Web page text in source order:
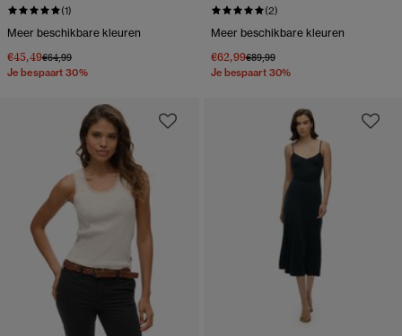
(1)
Meer beschikbare kleuren
€45,49Prijs verlaagd van
€64,99naar
Je bespaart 30%
(2)
Meer beschikbare kleuren
€62,99Prijs verlaagd van
€89,99naar
Je bespaart 30%